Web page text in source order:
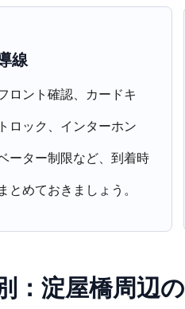
線
ロント確認、カードキ
ロック、インターホン
ーター制限など、到着時
とめておきましょう。
：淀屋橋周辺